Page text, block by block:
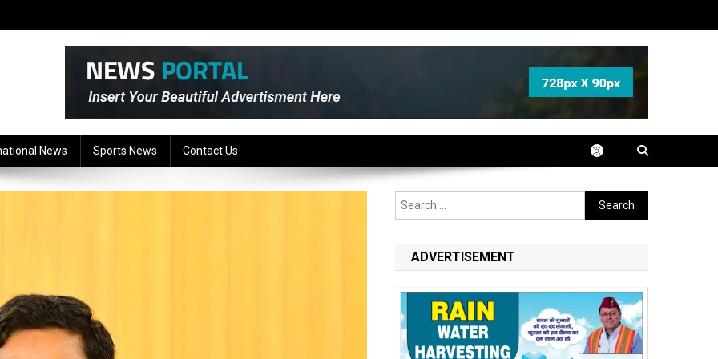
News Sports News Contact Us
Search
for:
ADVERTISEMENT